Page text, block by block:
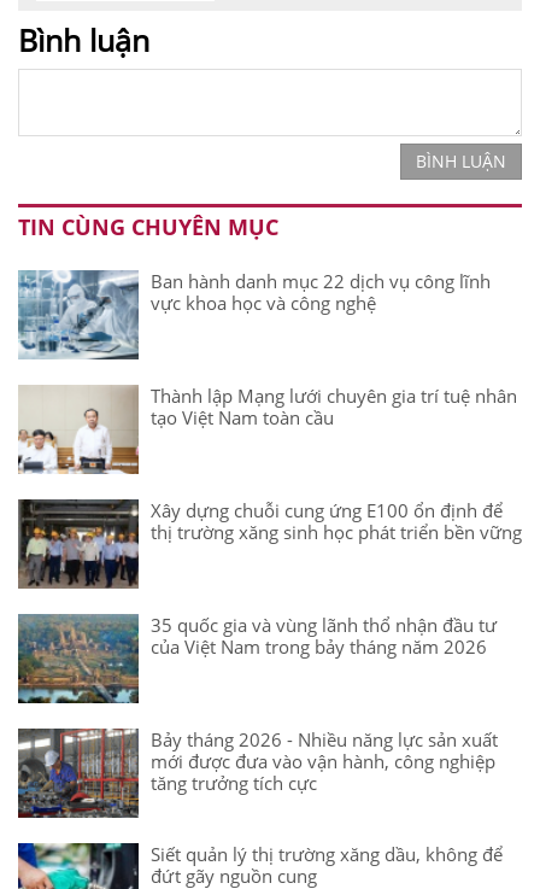
Bình luận
BÌNH LUẬN
TIN CÙNG CHUYÊN MỤC
Ban hành danh mục 22 dịch vụ công lĩnh
vực khoa học và công nghệ
Thành lập Mạng lưới chuyên gia trí tuệ nhân
tạo Việt Nam toàn cầu
Xây dựng chuỗi cung ứng E100 ổn định để
thị trường xăng sinh học phát triển bền vững
35 quốc gia và vùng lãnh thổ nhận đầu tư
của Việt Nam trong bảy tháng năm 2026
Bảy tháng 2026 - Nhiều năng lực sản xuất
mới được đưa vào vận hành, công nghiệp
tăng trưởng tích cực
Siết quản lý thị trường xăng dầu, không để
đứt gãy nguồn cung